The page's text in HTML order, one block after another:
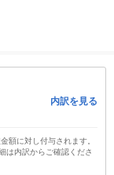
内訳を見る
額に対し付与されます。
は内訳からご確認くださ